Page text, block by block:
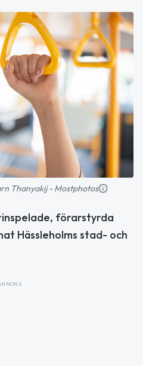
Thanyakij - Mostphotos
förarstyrda
Hässleholms stad- och